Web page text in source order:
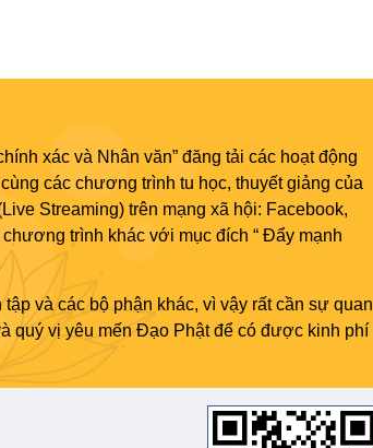
xác và Nhân văn” đăng tải các hoạt động
các chương trình tu học, thuyết giảng của
Streaming) trên mạng xã hội: Facebook,
trình khác với mục đích “ Đẩy mạnh
và các bộ phận khác, vì vậy rất cần sự quan
quý vị yêu mến Đạo Phật để có được kinh phí